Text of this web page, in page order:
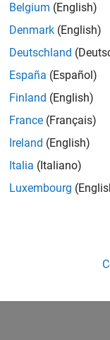
Belgium (English)
Denmark (English)
Deutschland
España (Español)
Finland (English)
France (Français)
Ireland (English)
Italia (Italiano)
Luxembourg